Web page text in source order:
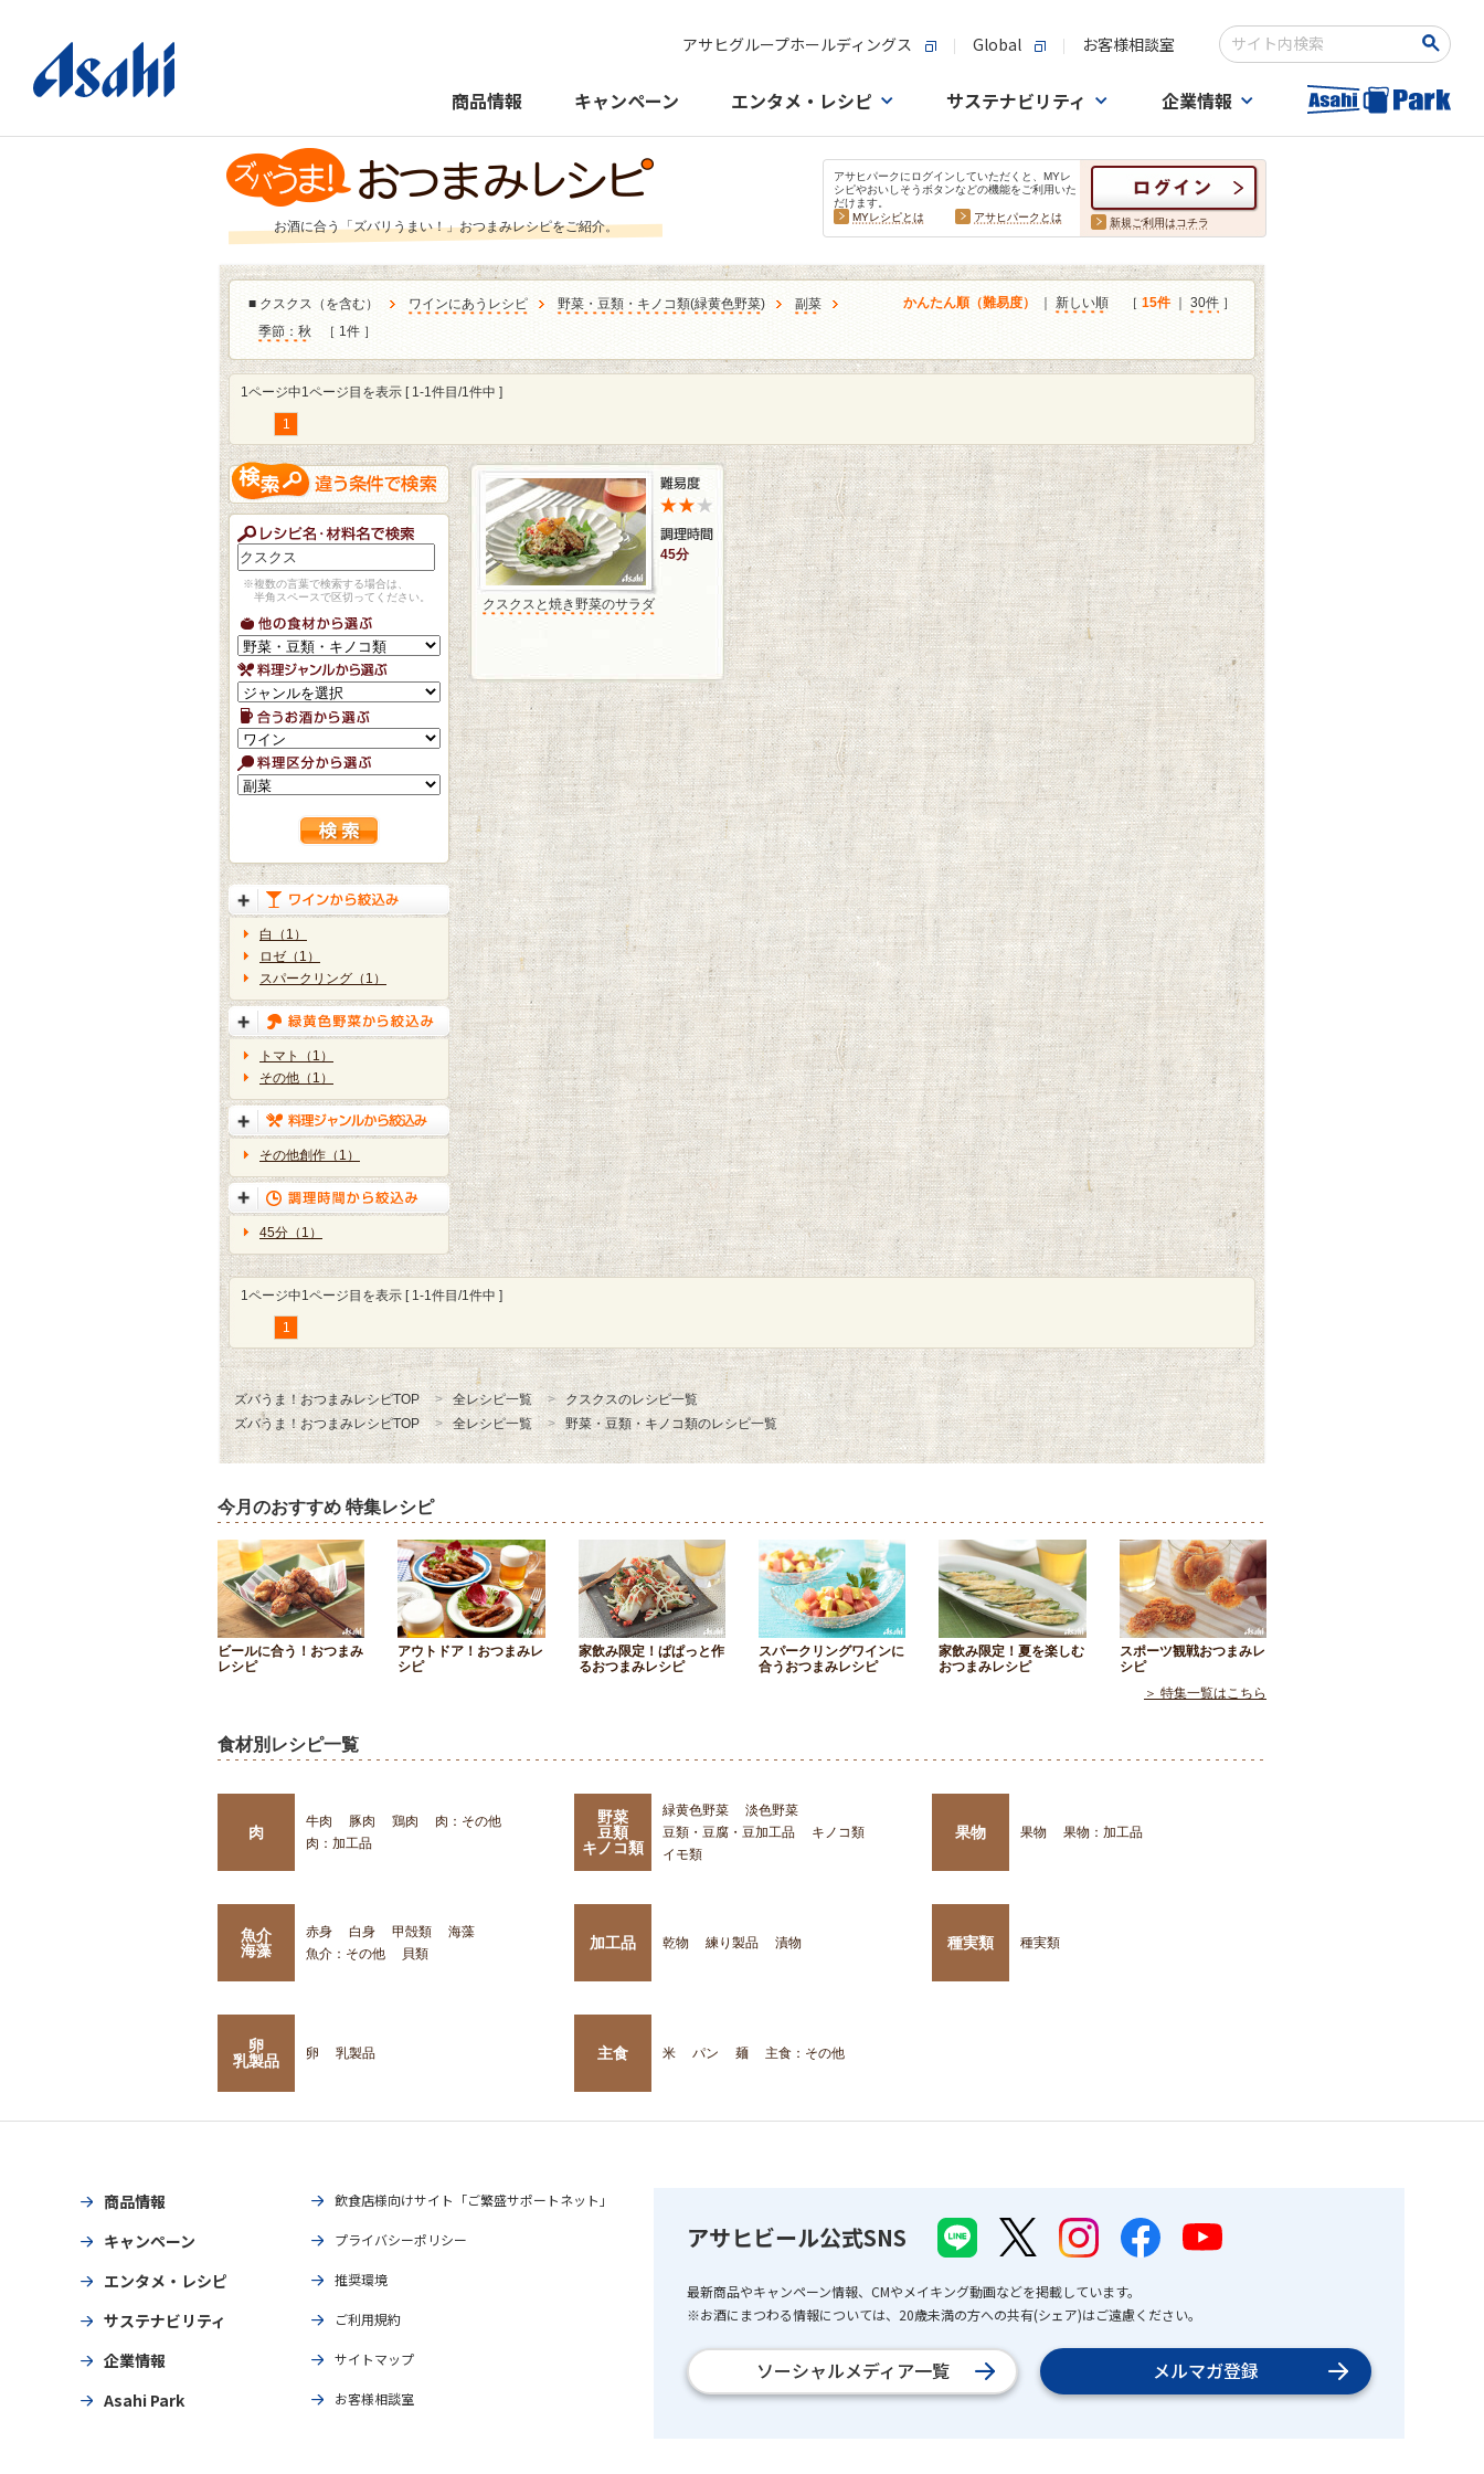
アサヒグループホールディングス Global お客様相談室
検索キーワード入力
商品情報 キャンペーン エンタメ・レシピ サステナビリティ 企業情報
お酒に合う「ズバリうまい！」おつまみレシピをご紹介。
アサヒパークにログインしていただくと、MYレ
シピやおいしそうボタンなどの機能をご利用いた
だけます。
MYレシピとは
アサヒパークとは 新規ご利用はコチラ
■ クスクス（を含む） ワインにあうレシピ 野菜・豆類・キノコ類(緑黄色野菜)
副菜
季節：秋
［ 1件 ］
かんたん順（難易度） 新しい順 ［ 15件｜ 30件 ］
1ページ中1ページ目を表示 [ 1-1件目/1件中 ]
1
※複数の言葉で検索する場合は、
半角スペースで区切ってください。
白（1）
ロゼ（1）
スパークリング（1）
トマト（1）
その他（1）
その他創作（1）
45分（1）
45分
クスクスと焼き野菜のサラダ
1ページ中1ページ目を表示 [ 1-1件目/1件中 ]
1
ズバうま！おつまみレシピTOP 全レシピ一覧
クスクスのレシピ一覧
ズバうま！おつまみレシピTOP
全レシピ一覧 野菜・豆類・キノコ類のレシピ一覧
今月のおすすめ 特集レシピ
ビールに合う！おつまみ
レシピ
アウトドア！おつまみレ
シピ
家飲み限定！ぱぱっと作
るおつまみレシピ
スパークリングワインに
合うおつまみレシピ
家飲み限定！夏を楽しむ
おつまみレシピ
スポーツ観戦おつまみレ
シピ
＞ 特集一覧はこちら
食材別レシピ一覧
肉
牛肉 豚肉 鶏肉
肉：その他
肉：加工品
野菜
豆類
キノコ類
緑黄色野菜
淡色野菜
豆類・豆腐・豆加工品
キノコ類
イモ類
果物 果物 果物：加工品
魚介
海藻
赤身 白身 甲殻類
海藻
魚介：その他
貝類
加工品 乾物 練り製品 漬物 種実類 種実類
卵
乳製品
卵 乳製品 主食 米 パン 麺 主食：その他
商品情報
キャンペーン
エンタメ・レシピ
サステナビリティ
企業情報
Asahi Park
飲食店様向けサイト「ご繁盛サポートネット」
プライバシーポリシー
推奨環境
ご利用規約
サイトマップ
お客様相談室
アサヒビール公式SNS
最新商品やキャンペーン情報、CMやメイキング動画などを掲載しています。
※お酒にまつわる情報については、20歳未満の方への共有(シェア)はご遠慮ください。
ソーシャルメディア一覧 メルマガ登録